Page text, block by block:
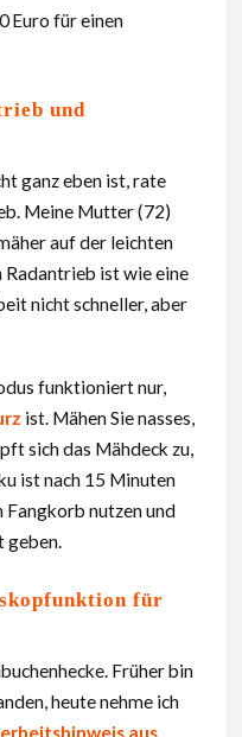
Euro für einen
und
ganz eben ist, rate
Meine Mutter (72)
auf der leichten
Radantrieb ist wie eine
nicht schneller, aber
funktioniert nur,
ist. Mähen Sie nasses,
sich das Mähdeck zu,
ist nach 15 Minuten
Fangkorb nutzen und
geben.
für
Früher bin
heute nehme ich
aus